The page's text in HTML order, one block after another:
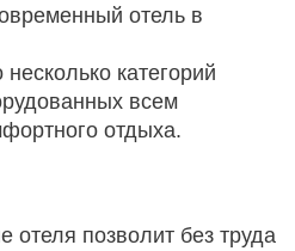
отель в
категорий
всем
отдыха.
отеля позволит без труда